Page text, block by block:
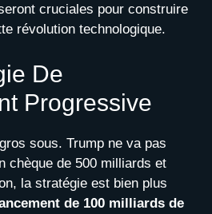
cruciales pour construire
révolution technologique.
De
Progressive
sous. Trump ne va pas
chèque de 500 milliards et
la stratégie est bien plus
de 100 milliards de